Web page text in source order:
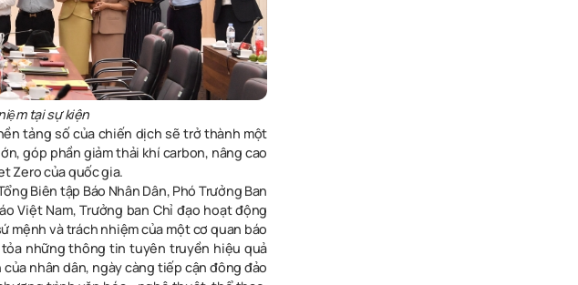
tại sự kiện
tảng số của chiến dịch sẽ trở thành một
góp phần giảm thải khí carbon, nâng cao
Zero của quốc gia.
Biên tập Báo Nhân Dân, Phó Trưởng Ban
Việt Nam, Trưởng ban Chỉ đạo hoạt động
mệnh và trách nhiệm của một cơ quan báo
những thông tin tuyên truyền hiệu quả
nhân dân, ngày càng tiếp cận đông đảo